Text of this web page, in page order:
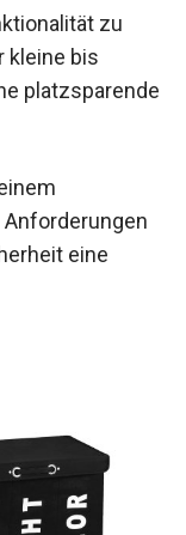
zu
kleine bis
platzsparende
Anforderungen
eine